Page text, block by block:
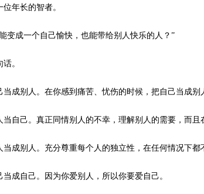
年长的智者。
成一个自己愉快，也能带给别人快乐的人？”
。
别人。在你感到痛苦、忧伤的时候，把自己当成别
己。真正同情别人的不幸，理解别人的需要，而且
别人。充分尊重每个人的独立性，在任何情况下都
自己。因为你爱别人，所以你要爱自己。